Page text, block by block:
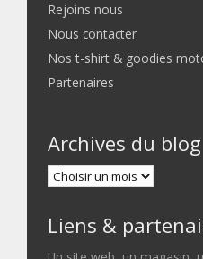
Rejoins nous
Nous contacter
Nos t-shirt & goodies
Partenaires
Archives du blog
Liens &